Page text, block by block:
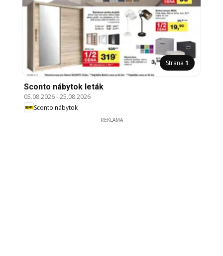
Strana 1
Sconto nábytok leták
05.08.2026-25.08.2026
Sconto nábytok
REKLAMA